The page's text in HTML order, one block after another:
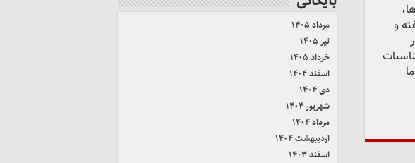
و
مرداد ۱۴۰۵
تیر ۱۴۰۵
خرداد ۱۴۰۵
اسفند ۱۴۰۴
دی ۱۴۰۴
شهریور ۱۴۰۴
مرداد ۱۴۰۴
اردیبهشت ۱۴۰۴
اسفند ۱۴۰۳